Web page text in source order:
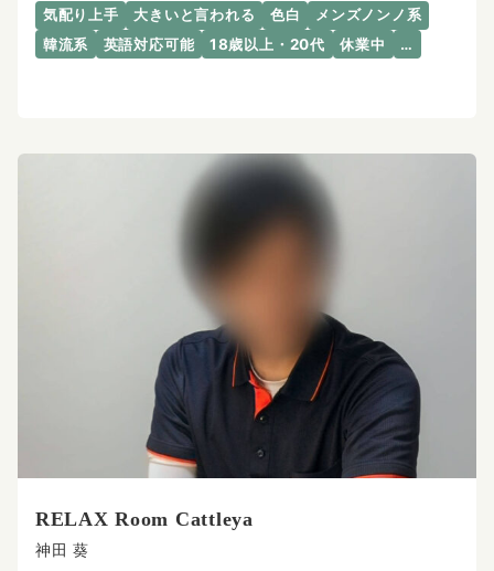
気配り上手 大きいと言われる 色白
メンズノンノ系
韓流系
英語対応可能 18歳以上・20代 休業中 …
RELAX Room Cattleya
神田 葵